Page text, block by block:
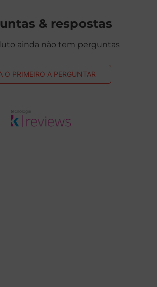
& respostas
ainda não tem perguntas
O PRIMEIRO A PERGUNTAR